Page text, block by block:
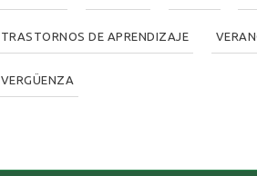
TRASTORNOS DE APRENDIZAJE
VERGÜENZA